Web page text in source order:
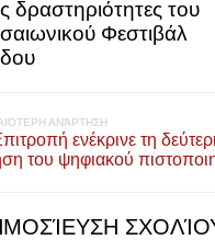
δραστηριότητες του
Φεστιβάλ
ΑΝΆΡΤΗΣΗ
ενέκρινε τη
του ψηφιακού